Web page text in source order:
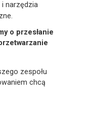
narzędzia
o przesłanie
zespołu
chcą